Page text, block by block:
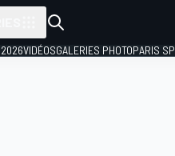
2026VIDÉOSGALERIES PHOTOPARIS